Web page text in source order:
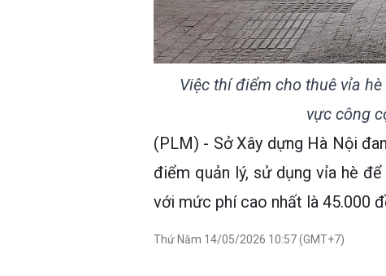
Việc thí điểm cho thuê vỉa
vực công
(PLM) - Sở Xây dựng Hà Nội
điểm quản lý, sử dụng vỉa hè
với mức phí cao nhất là 45.000
Thứ Năm 14/05/2026 10:57 (GMT+7)